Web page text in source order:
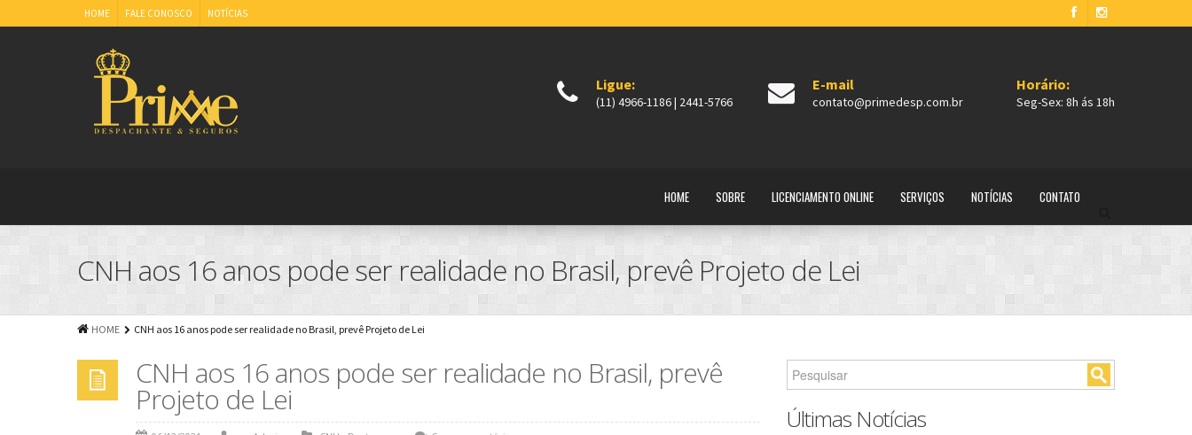
HOME FALE CONOSCO NOTÍCIAS
Ligue:
(11) 4966-1186 | 2441-5766
E-mail
contato@primedesp.com.br
Horário:
Seg-Sex: 8h ás 18h
HOME SOBRE LICENCIAMENTO ONLINE SERVIÇOS NOTÍCIAS CONTATO
CNH aos 16 anos pode ser realidade no Brasil, prevê Projeto de Lei
HOME CNH aos 16 anos pode ser realidade no Brasil, prevê Projeto de Lei
CNH aos 16 anos pode ser realidade no Brasil, prevê
Projeto de Lei
Últimas Notícias